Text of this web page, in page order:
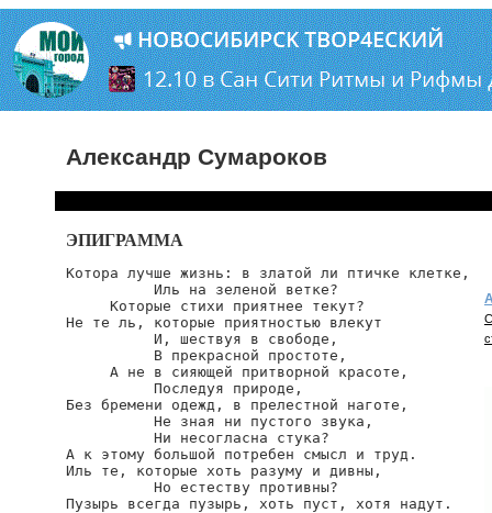
Александр Сумароков
ЭПИГРАММА
Котора лучше жизнь: в златой ли птичке клетке,
          Иль на зеленой ветке?
     Которые стихи приятнее текут?
Не те ль, которые приятностью влекут
          И, шествуя в свободе,
          В прекрасной простоте,
     А не в сияющей притворной красоте,
          Последуя природе,
Без бремени одежд, в прелестной наготе,
          Не зная ни пустого звука,
          Ни несогласна стука?
А к этому большой потребен смысл и труд.
Иль те, которые хоть разуму и дивны,
          Но естеству противны?
Пузырь всегда пузырь, хоть пуст, хотя надут.